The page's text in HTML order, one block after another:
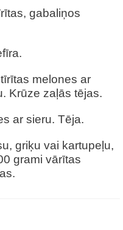
gabaliņos
melones ar
Krūze zaļās tējas.
ar sieru. Tēja.
griķu vai kartupeļu,
grami vārītas